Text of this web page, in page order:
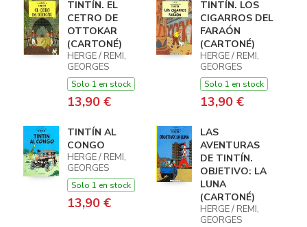
TINTÍN. EL
CETRO DE
OTTOKAR
(CARTONÉ)
HERGE / REMI,
GEORGES
Solo 1 en stock
13,90 €
TINTÍN. LOS
CIGARROS DEL
FARAÓN
(CARTONÉ)
HERGE / REMI,
GEORGES
Solo 1 en stock
13,90 €
TINTÍN AL
CONGO
HERGE / REMI,
GEORGES
Solo 1 en stock
13,90 €
LAS
AVENTURAS
DE TINTÍN.
OBJETIVO: LA
LUNA
(CARTONÉ)
HERGE / REMI,
GEORGES